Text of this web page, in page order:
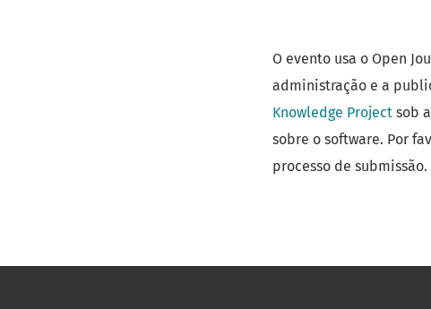
O evento usa o Open
administração e a
Knowledge Project sob
sobre o software. Por
processo de submissão.